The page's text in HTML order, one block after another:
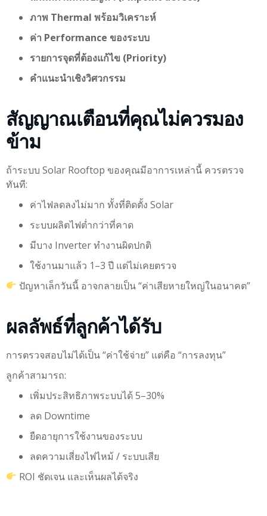
ภาพ Thermal พร้อมวิเคราะห์
ค่า Performance ของระบบ
รายการจุดที่ต้องแก้ไข (Priority)
คำแนะนำเชิงวิศวกรรม
สัญญาณเตือนที่คุณไม่ควรมอง
ข้าม
ถ้าระบบ Solar Rooftop ของคุณมีอาการเหล่านี้ ควรตรวจ
ทันที:
ค่าไฟลดลงไม่มาก ทั้งที่ติดตั้ง Solar
ระบบผลิตไฟต่ำกว่าที่คาด
มีบาง Inverter ทำงานผิดปกติ
ใช้งานมาแล้ว 1–3 ปี แต่ไม่เคยตรวจ
ปัญหาเล็กวันนี้ อาจกลายเป็น “ค่าเสียหายใหญ่ในอนาคต”
ผลลัพธ์ที่ลูกค้าได้รับ
การตรวจสอบไม่ได้เป็น “ค่าใช้จ่าย” แต่คือ “การลงทุน”
ลูกค้าสามารถ:
เพิ่มประสิทธิภาพระบบได้ 5–30%
ลด Downtime
ยืดอายุการใช้งานของระบบ
ลดความเสี่ยงไฟไหม้ / ระบบเสีย
ROI ชัดเจน และเห็นผลได้จริง